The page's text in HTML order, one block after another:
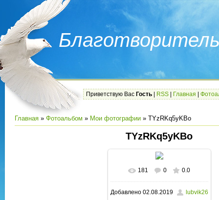
Приветствую Вас Гость RSS Главная
Главная » Фотоальбом » Мои фотографии » TYzRKq5yKBo
TYzRKq5yKBo
В реальном размере
1280x720/ 117.9Kb
181 0 0.0
Добавлено02.08.2019 lubvik26